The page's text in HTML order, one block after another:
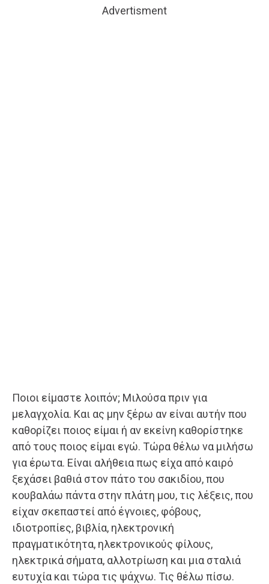
Advertisment
Ποιοι είμαστε λοιπόν; Μιλούσα πριν για
μελαγχολία. Και ας μην ξέρω αν είναι αυτήν που
καθορίζει ποιος είμαι ή αν εκείνη καθορίστηκε
από τους ποιος είμαι εγώ. Τώρα θέλω να μιλήσω
για έρωτα. Είναι αλήθεια πως είχα από καιρό
ξεχάσει βαθιά στον πάτο του σακιδίου, που
κουβαλάω πάντα στην πλάτη μου, τις λέξεις, που
είχαν σκεπαστεί από έγνοιες, φόβους,
ιδιοτροπίες, βιβλία, ηλεκτρονική
πραγματικότητα, ηλεκτρονικούς φίλους,
ηλεκτρικά σήματα, αλλοτρίωση και μια σταλιά
ευτυχία και τώρα τις ψάχνω. Τις θέλω πίσω.